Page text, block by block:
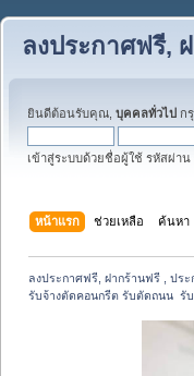
ลงประกาศฟรี,
ยินดีต้อนรับคุณ, บุคคลทั่วไป ก
เข้าสู่ระบบด้วยชื่อผู้ใช้ รหัสผ่าน
หน้าแรก ช่วยเหลือ ค้นหา
ลงประกาศฟรี, ฝากร้านฟรี , ปร
รับจ้างตัดคอนกรีต รับตัดถนน  รั